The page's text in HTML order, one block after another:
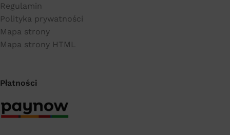
Regulamin
Polityka prywatności
Mapa strony
Mapa strony HTML
Płatności